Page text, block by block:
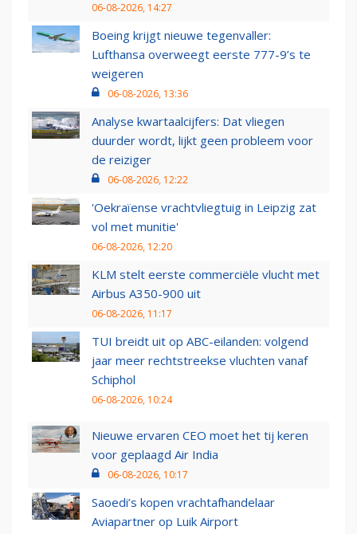
06-08-2026, 14:27
Boeing krijgt nieuwe tegenvaller:
Lufthansa overweegt eerste 777-9’s te
weigeren
06-08-2026, 13:36
Analyse kwartaalcijfers: Dat vliegen
duurder wordt, lijkt geen probleem voor
de reiziger
06-08-2026, 12:22
'Oekraïense vrachtvliegtuig in Leipzig zat
vol met munitie'
06-08-2026, 12:20
KLM stelt eerste commerciële vlucht met
Airbus A350-900 uit
06-08-2026, 11:17
TUI breidt uit op ABC-eilanden: volgend
jaar meer rechtstreekse vluchten vanaf
Schiphol
06-08-2026, 10:24
Nieuwe ervaren CEO moet het tij keren
voor geplaagd Air India
06-08-2026, 10:17
Saoedi’s kopen vrachtafhandelaar
Aviapartner op Luik Airport